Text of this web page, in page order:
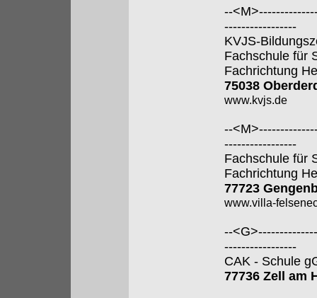
--
-----------------
KVJS-
Fachschule für
Fachrichtung
75038
www.kvjs.de
--
-----------------
Fachschule für
Fachrichtung
77723
www.villa-
--
-----------------
CAK - Schule
77736 Zell am